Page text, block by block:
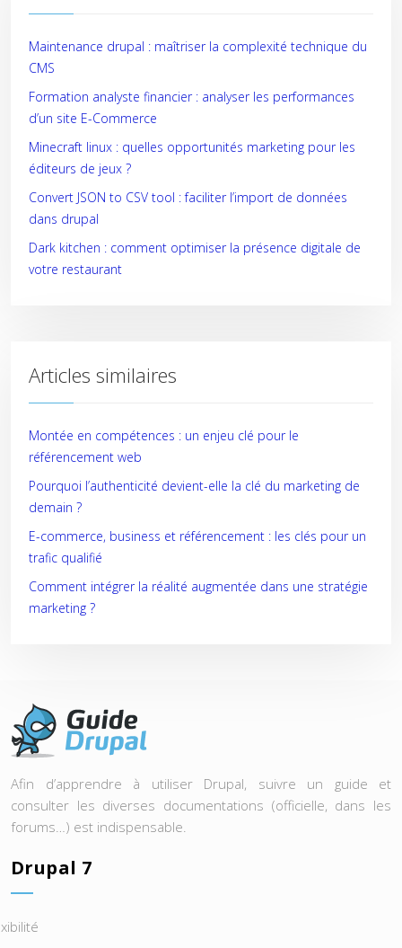
Maintenance drupal : maîtriser la complexité technique du
CMS
Formation analyste financier : analyser les performances
d’un site E-Commerce
Minecraft linux : quelles opportunités marketing pour les
éditeurs de jeux ?
Convert JSON to CSV tool : faciliter l’import de données
dans drupal
Dark kitchen : comment optimiser la présence digitale de
votre restaurant
Articles similaires
Montée en compétences : un enjeu clé pour le
référencement web
Pourquoi l’authenticité devient-elle la clé du marketing de
demain ?
E-commerce, business et référencement : les clés pour un
trafic qualifié
Comment intégrer la réalité augmentée dans une stratégie
marketing ?
Afin d’apprendre à utiliser Drupal, suivre un guide et
consulter les diverses documentations (officielle, dans les
forums…) est indispensable.
Drupal 7